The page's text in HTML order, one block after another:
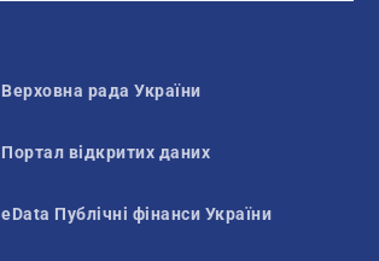
Верховна рада України
Портал відкритих даних
eData Публічні фінанси України